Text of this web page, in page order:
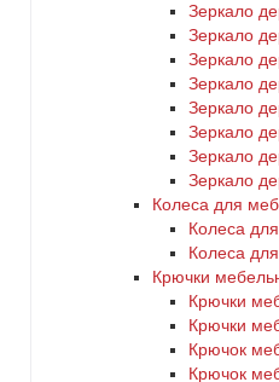
Зеркало
Зеркало
Зеркало
Зеркало
Зеркало
Зеркало
Зеркало
Зеркало
Колеса для
Колеса
Колеса
Крючки
Крючки
Крючки
Крючок
Крючок